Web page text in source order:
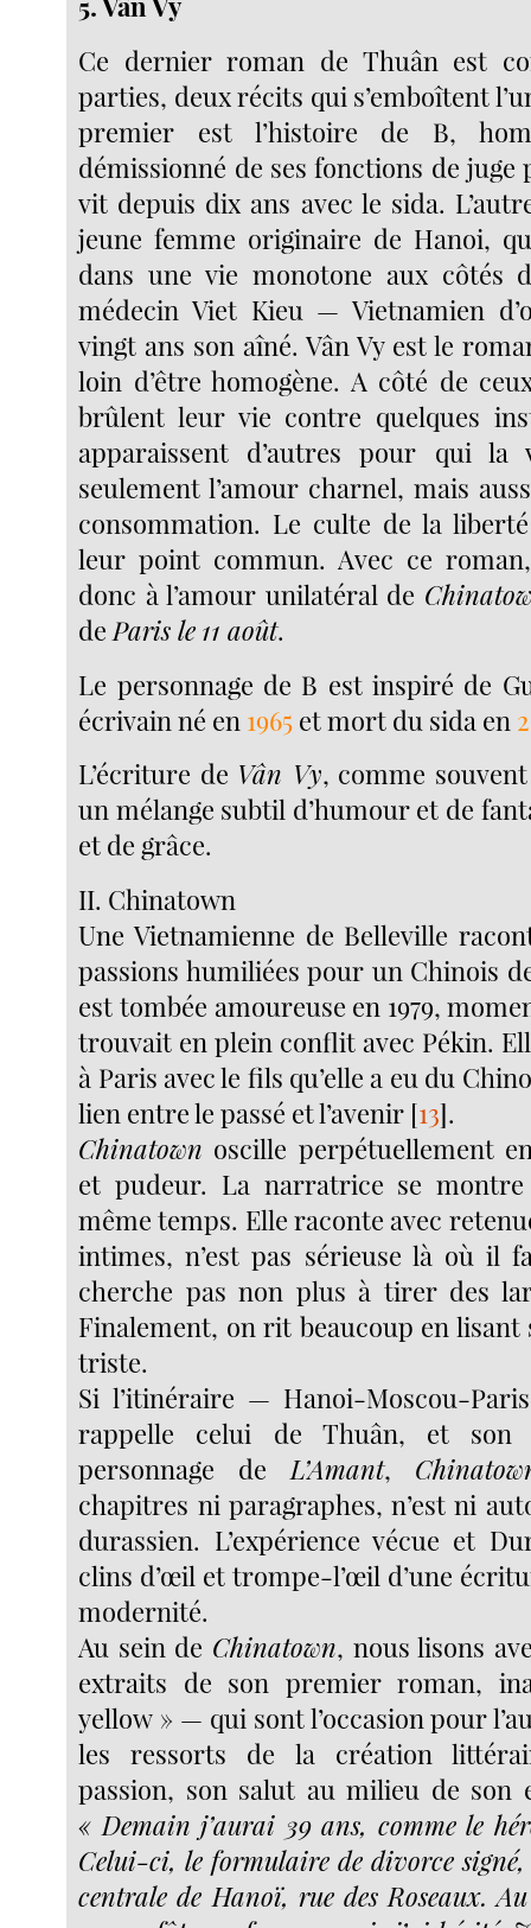
Ce dernier roman de Thuân est
parties, deux récits qui s’emboîtent
premier est l’histoire de B,
démissionné de ses fonctions de juge
vit depuis dix ans avec le sida.
jeune femme originaire de Hanoi,
dans une vie monotone aux côtés
médecin Viet Kieu — Vietnamien
vingt ans son aîné. Vân Vy est le
loin d’être homogène. A côté de
brûlent leur vie contre quelques
apparaissent d’autres pour qui la
seulement l’amour charnel, mais
consommation. Le culte de la
leur point commun. Avec ce
donc à l’amour unilatéral de
deParis le 11 août.
Le personnage de B est inspiré de
écrivain né en 1965 et mort du sida en
L’écriture de Vân Vy, comme
un mélange subtil d’humour et de
et de grâce.
II. Chinatown
Une Vietnamienne de Belleville
passions humiliées pour un Chinois
est tombée amoureuse en 1979,
trouvait en plein conflit avec Pékin.
à Paris avec le fils qu’elle a eu du
lien entre le passé et l’avenir [13].
Chinatown oscille perpétuellement
et pudeur. La narratrice se
même temps. Elle raconte avec
intimes, n’est pas sérieuse là où il
cherche pas non plus à tirer des
Finalement, on rit beaucoup en
triste.
Si l’itinéraire — Hanoi-Moscou-
rappelle celui de Thuân, et
personnage de L’Amant,
chapitres ni paragraphes, n’est ni
durassien. L’expérience vécue et
clins d’œil et trompe-l’œil d’une
modernité.
Au sein de Chinatown, nous lisons
extraits de son premier roman,
yellow » — qui sont l’occasion pour
les ressorts de la création
passion, son salut au milieu de son
« Demain j’aurai 39 ans, comme le
Celui-ci, le formulaire de divorce
centrale de Hanoï, rue des Roseaux.